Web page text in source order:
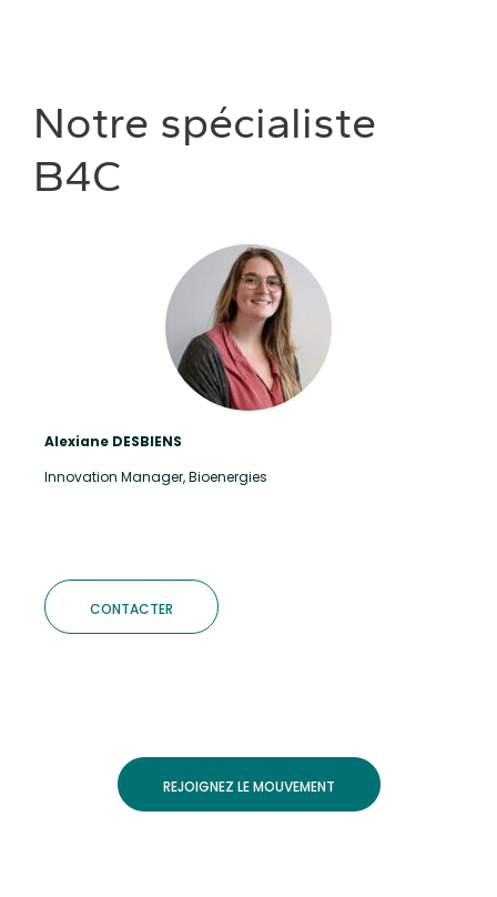
Notre spécialiste
B4C
Alexiane DESBIENS
Innovation Manager, Bioenergies
CONTACTER
REJOIGNEZ LE MOUVEMENT